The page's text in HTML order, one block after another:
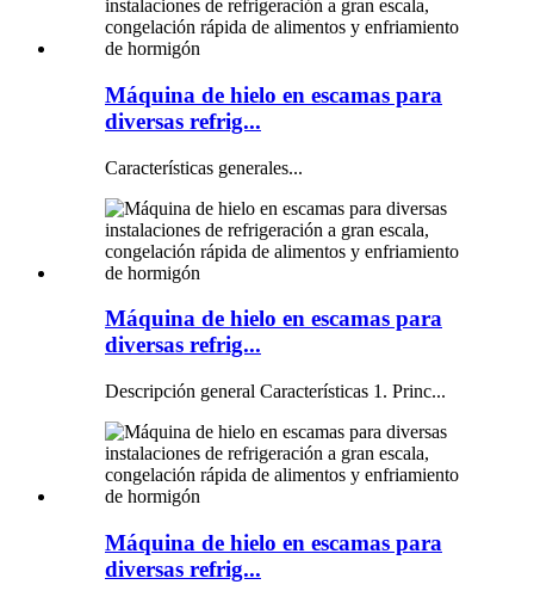
Máquina de hielo en escamas para
diversas refrig...
Características generales...
Máquina de hielo en escamas para
diversas refrig...
Descripción general Características 1. Princ...
Máquina de hielo en escamas para
diversas refrig...